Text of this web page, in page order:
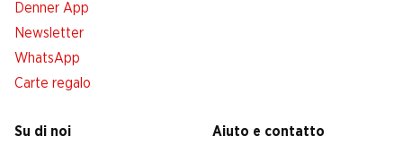
Denner App
Newsletter
WhatsApp
Carte regalo
Su di noi
Aiuto e contatto